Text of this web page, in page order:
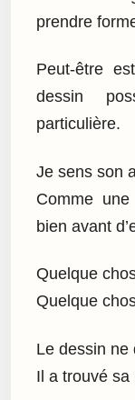
prendre
Peut-être
dessin
particulière.
Je sens son
Comme
bien avant
Quelque
Quelque
Le dessin ne
Il a trouvé sa